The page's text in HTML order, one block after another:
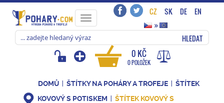
Toggle
navigation
CZ SK DE
EN
»
HLEDAT
0 KČ
0 POLOŽEK
DOMŮ ŠTÍTKY NA POHÁRY A TROFEJE
ŠTÍTEK
KOVOVÝ S POTISKEM
ŠTÍTEK KOVOVÝ S